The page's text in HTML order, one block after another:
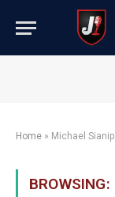
Home » Michael
BROWSING: